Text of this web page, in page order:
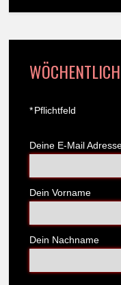
*Pflichtfeld
Deine E-Mail
Dein Vorname
Dein Nachname